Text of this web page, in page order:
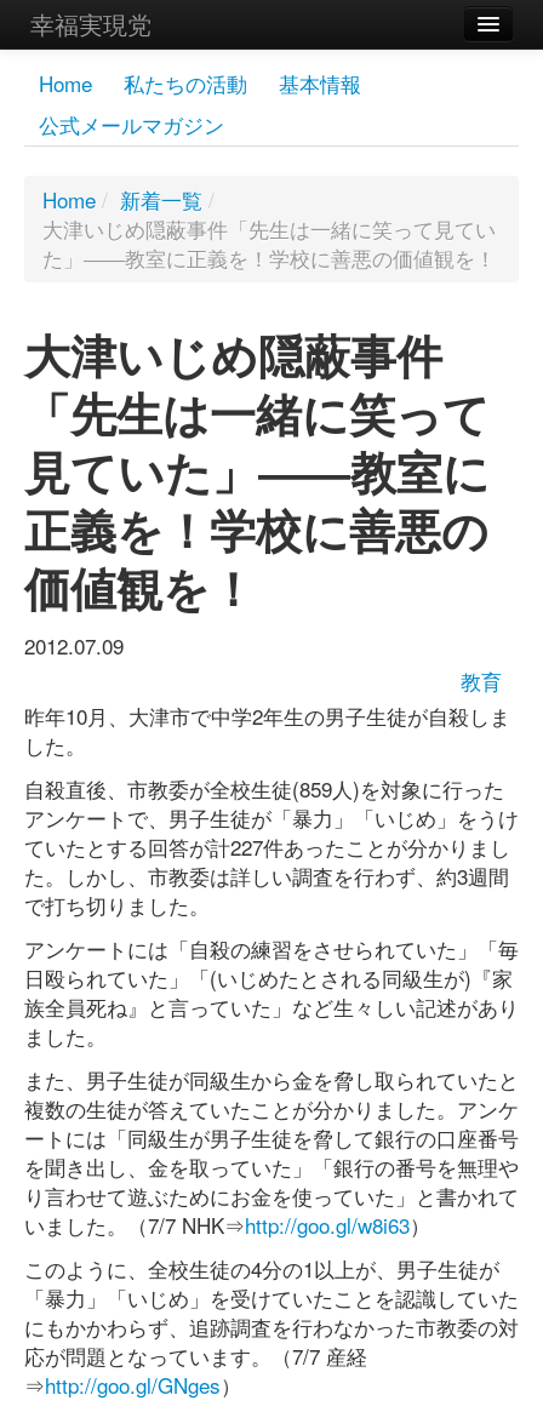
幸福実現党
メンバーズページ
党員
お問い合わせ
Home 私たちの活動
基本情報
公式メールマガジン
Home / 新着一覧 /
大津いじめ隠蔽事件「先生は一緒に笑って見てい
た」――教室に正義を！学校に善悪の価値観を！
大津いじめ隠蔽事件
「先生は一緒に笑って
見ていた」――教室に
正義を！学校に善悪の
価値観を！
2012.07.09
教育
昨年10月、大津市で中学2年生の男子生徒が自殺しま
した。
自殺直後、市教委が全校生徒(859人)を対象に行った
アンケートで、男子生徒が「暴力」「いじめ」をうけ
ていたとする回答が計227件あったことが分かりまし
た。しかし、市教委は詳しい調査を行わず、約3週間
で打ち切りました。
アンケートには「自殺の練習をさせられていた」「毎
日殴られていた」「(いじめたとされる同級生が)『家
族全員死ね』と言っていた」など生々しい記述があり
ました。
また、男子生徒が同級生から金を脅し取られていたと
複数の生徒が答えていたことが分かりました。アンケ
ートには「同級生が男子生徒を脅して銀行の口座番号
を聞き出し、金を取っていた」「銀行の番号を無理や
り言わせて遊ぶためにお金を使っていた」と書かれて
いました。（7/7 NHK⇒http://goo.gl/w8i63）
このように、全校生徒の4分の1以上が、男子生徒が
「暴力」「いじめ」を受けていたことを認識していた
にもかかわらず、追跡調査を行わなかった市教委の対
応が問題となっています。（7/7 産経
⇒http://goo.gl/GNges）